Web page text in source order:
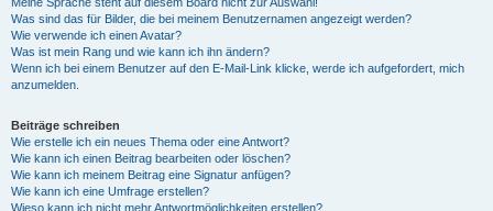
Was sind das für Bilder, die bei meinem Benutzernamen angezeigt werden?
Wie verwende ich einen Avatar?
Was ist mein Rang und wie kann ich ihn ändern?
Wenn ich bei einem Benutzer auf den E-Mail-Link klicke, werde ich aufgefordert, mich
anzumelden.
Beiträge schreiben
Wie erstelle ich ein neues Thema oder eine Antwort?
Wie kann ich einen Beitrag bearbeiten oder löschen?
Wie kann ich meinem Beitrag eine Signatur anfügen?
Wie kann ich eine Umfrage erstellen?
Wieso kann ich nicht mehr Antwortmöglichkeiten erstellen?